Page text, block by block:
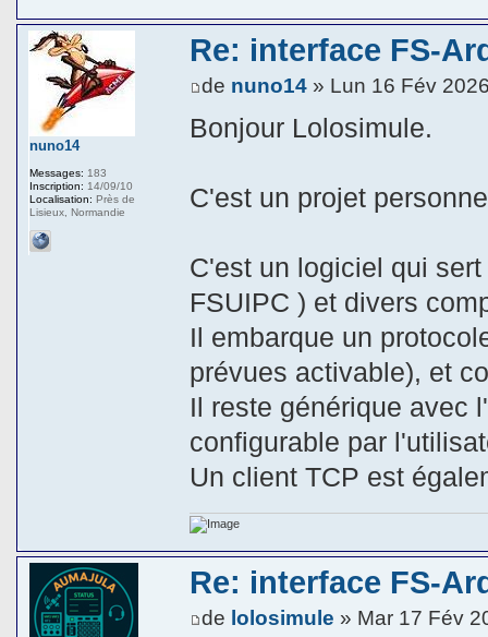
Re: interface FS-
de nuno14 » Lun 16 Fév
Bonjour Lolosimule.
C'est un projet
C'est un logiciel qui
FSUIPC ) et divers
Il embarque un
prévues activable), et
Il reste générique avec
configurable par
Un client TCP est
nuno14
Messages: 183
Inscription: 14/09/10
Localisation: Près de
Lisieux, Normandie
Re: interface FS-
de lolosimule » Mar 17 Fév